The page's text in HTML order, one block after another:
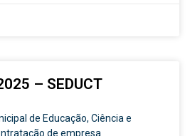
– SEDUCT
de Educação, Ciência e
de empresa